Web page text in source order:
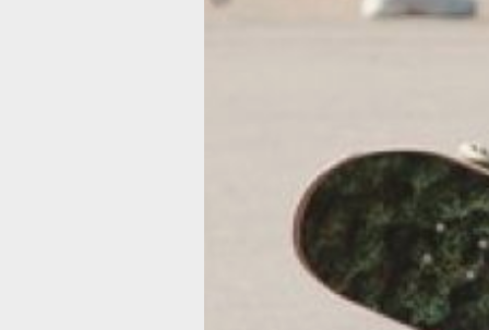
на территории аэродрома «Калинка»
занятие по бегу (0+). Тренировка
для начинающих и опытных
пройдет на беговых дорожках возле
арены «Ерофей» в 20:00. Занятие
быть перенесено или отменено в
неблагоприятных погодных условий.
всем вопросам обращаться по
8-914-316-76-56.